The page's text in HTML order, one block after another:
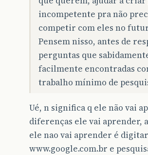
incompetente pra não
competir com eles no
Pensem nisso, antes de
perguntas que
facilmente encontradas
trabalho mínimo de
Ué, n significa q ele não vai
diferenças ele vai aprender,
ele nao vai aprender é digitar
www.google.com.br e